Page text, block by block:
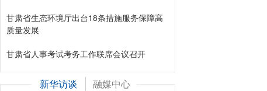
甘肃省生态环境厅出台18条措施服务保障高
质量发展
甘肃省人事考试考务工作联席会议召开
新华访谈 融媒中心